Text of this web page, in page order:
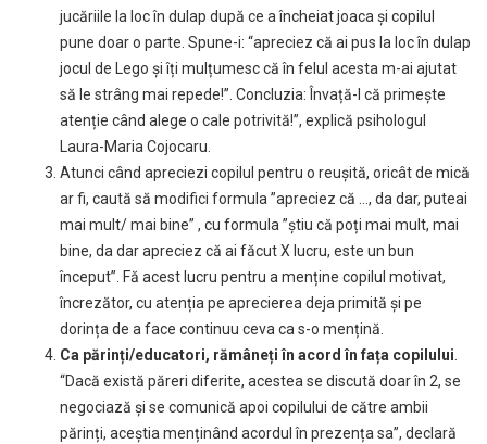
jucăriile la loc în dulap după ce a încheiat joaca și copilul
pune doar o parte. Spune-i: “apreciez că ai pus la loc în dulap
jocul de Lego și îți mulțumesc că în felul acesta m-ai ajutat
să le strâng mai repede!”. Concluzia: Învață-l că primește
atenție când alege o cale potrivită!”, explică psihologul
Laura-Maria Cojocaru.
Atunci când apreciezi copilul pentru o reușită, oricât de mică
ar fi, caută să modifici formula ”apreciez că …, da dar, puteai
mai mult/ mai bine” , cu formula ”știu că poți mai mult, mai
bine, da dar apreciez că ai făcut X lucru, este un bun
început”. Fă acest lucru pentru a menține copilul motivat,
încrezător, cu atenția pe aprecierea deja primită și pe
dorința de a face continuu ceva ca s-o mențină.
Ca părinți/educatori, rămâneți în acord în fața copilului
“Dacă există păreri diferite, acestea se discută doar în 2, se
negociază și se comunică apoi copilului de către ambii
părinți, aceștia menținând acordul în prezența sa”, declară